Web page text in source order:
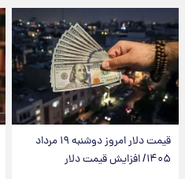
قیمت دلار امروز دوشنبه ۱۹ مرداد
۱۴۰۵/ افزایش قیمت دلار